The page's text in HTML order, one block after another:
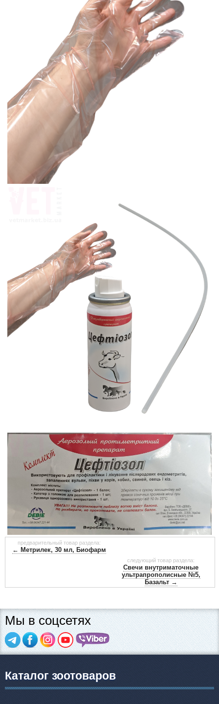
предварительный товар раздела:
← Метрилек, 30 мл, Биофарм
следующий товар раздела:
Свечи внутриматочные
ультрапрополисные №5,
Базальт →
Мы в соцсетях
Каталог зоотоваров